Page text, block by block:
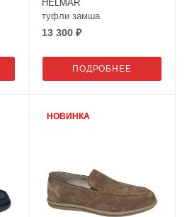
HELMAR
туфли замша
13 300 ₽
ПОДРОБНЕЕ
НОВИНКА